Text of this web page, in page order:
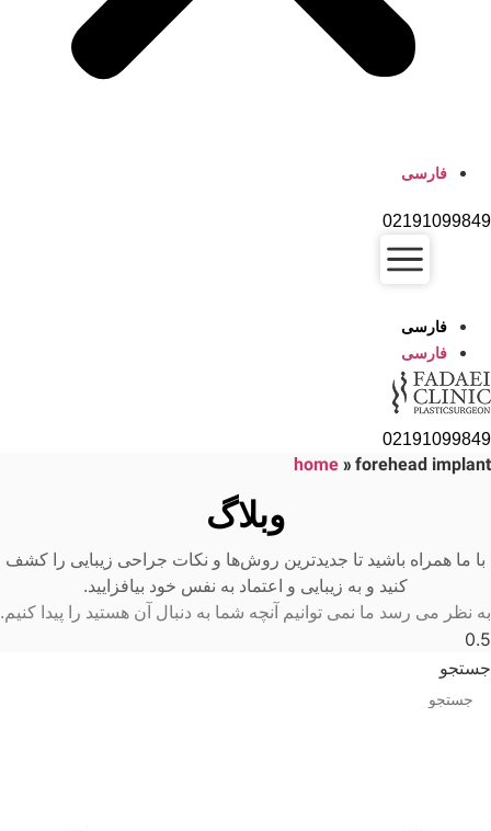
فارسی
02191099849
فارسی
فارسی
02191099849
home»forehead implant
وبلاگ
با ما همراه باشید تا جدیدترین روش‌ها و نکات جراحی زیبایی را کشف
کنید و به زیبایی و اعتماد به نفس خود بیافزایید.
به نظر می رسد ما نمی توانیم آنچه شما به دنبال آن هستید را پیدا کنیم.
جستجو